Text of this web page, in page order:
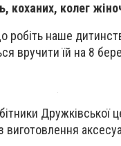
колег
робіть наше
вручити їй на 8
Дружківської
виготовлення